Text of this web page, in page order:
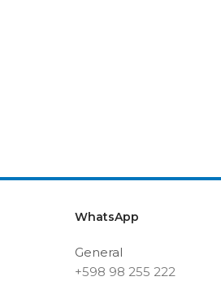
WhatsApp
General
+598 98 255 222